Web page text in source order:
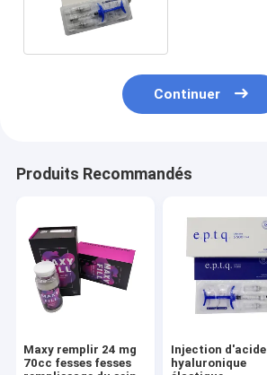
Continuer
Produits Recommandés
Maxy remplir 24 mg
70cc fesses fesses
Injection d'acide
hyaluronique